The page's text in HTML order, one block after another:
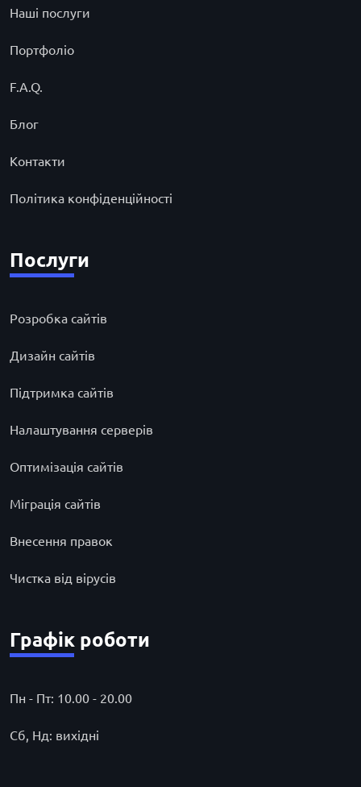
Наші послуги
Портфоліо
F.A.Q.
Блог
Контакти
Політика конфіденційності
Послуги
Розробка сайтів
Дизайн сайтів
Підтримка сайтів
Налаштування серверів
Оптимізація сайтів
Міграція сайтів
Внесення правок
Чистка від вірусів
Графік роботи
Пн - Пт: 10.00 - 20.00
Сб, Нд: вихідні